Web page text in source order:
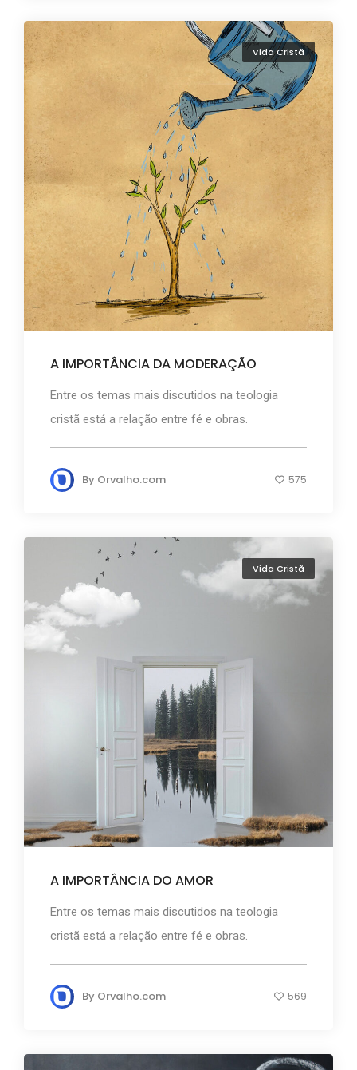
Vida Cristã
A IMPORTÂNCIA DA MODERAÇÃO
Entre os temas mais discutidos na teologia
cristã está a relação entre fé e obras.
By Orvalho.com 575
Vida Cristã
A IMPORTÂNCIA DO AMOR
Entre os temas mais discutidos na teologia
cristã está a relação entre fé e obras.
By Orvalho.com 569